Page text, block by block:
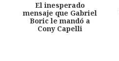
El inesperado
mensaje que Gabriel
Boric le mandó a
Cony Capelli